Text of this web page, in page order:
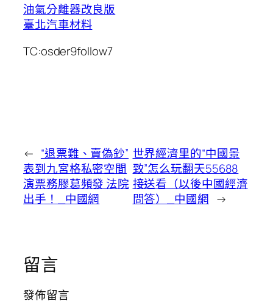
油氣分離器改良版
臺北汽車材料
TC:osder9follow7
← “退票難、賣偽鈔”
表到九宮格私密空間
演票務膠葛頻發 法院
出手！_中國網
世界經濟里的“中國景
致”怎么玩翻天55688
接送看（以後中國經濟
問答）_中國網 →
留言
發佈留言